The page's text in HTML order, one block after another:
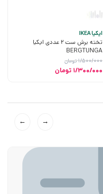
ایکیا IKEA
تخته برش ست ۲ عددی ایکیا
BERGTUNGA
1/500/000تومان
قیمت
1/300/000 تومان
→
←